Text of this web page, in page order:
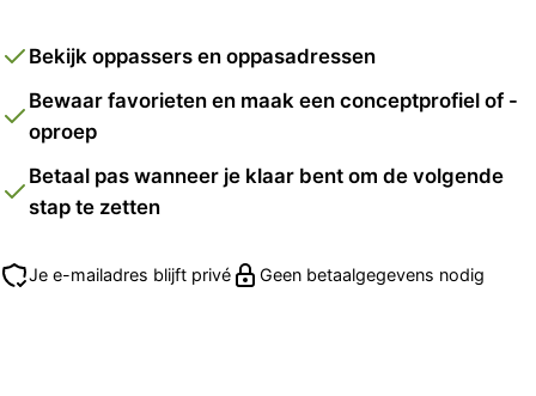
Bekijk oppassers en oppasadressen
Bewaar favorieten en maak een conceptprofiel of -
oproep
Betaal pas wanneer je klaar bent om de volgende
stap te zetten
Je e-mailadres blijft privé Geen betaalgegevens nodig